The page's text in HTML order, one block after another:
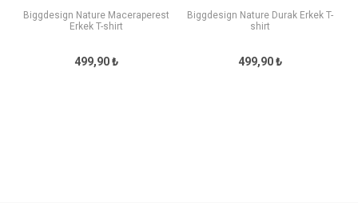
Biggdesign Nature Maceraperest
Erkek T-shirt
499,90 ₺
Biggdesign Nature Durak Erkek T-
shirt
499,90 ₺